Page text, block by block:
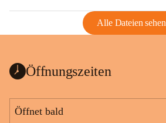
Alle Dateien sehen
Öffnungszeiten
Öffnet bald